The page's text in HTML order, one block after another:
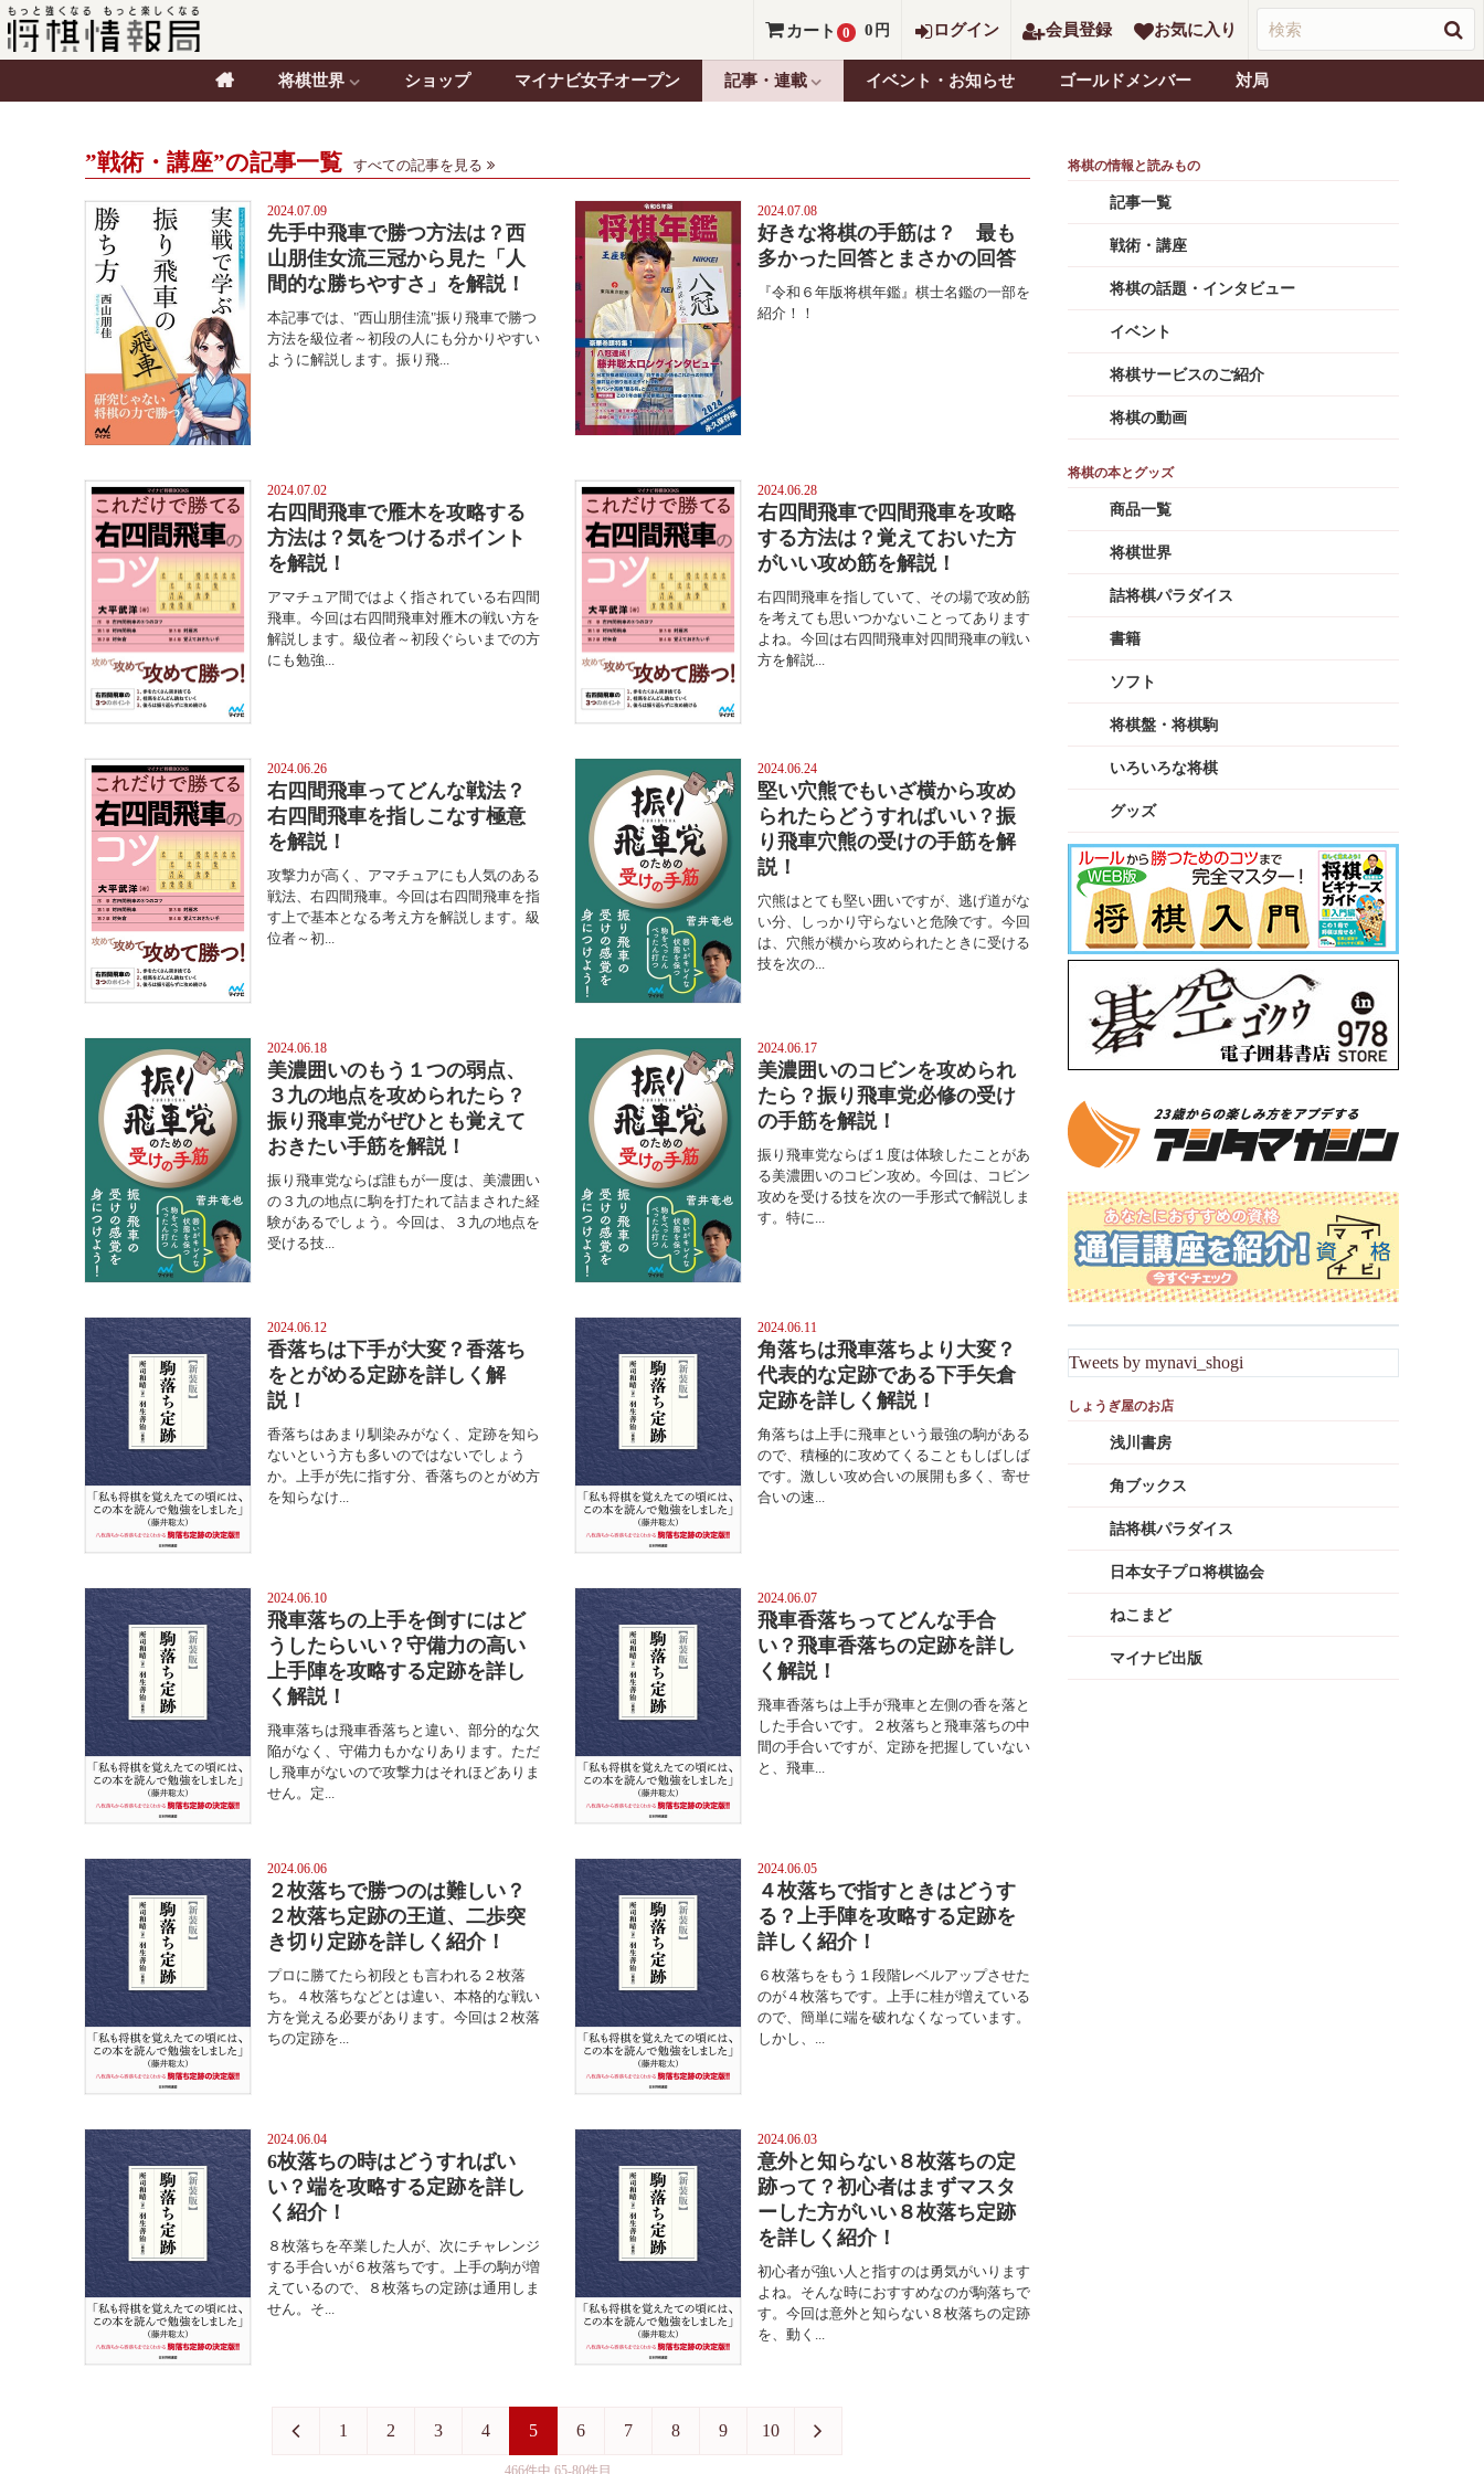
カート 0 0 円 ログイン 会員登録 お気に入り
将棋世界 ショップ マイナビ女子オープン 記事・連載 イベント・お知らせ ゴールドメンバー 対局
”戦術・講座”の記事一覧 すべての記事を見る
2024.07.09
先手中飛車で勝つ方法は？西
山朋佳女流三冠から見た「人
間的な勝ちやすさ」を解説！
本記事では、"西山朋佳流"振り飛車で勝つ
方法を級位者～初段の人にも分かりやすい
ように解説します。振り飛...
2024.07.08
好きな将棋の手筋は？ 最も
多かった回答とまさかの回答
『令和６年版将棋年鑑』棋士名鑑の一部を
紹介！！
2024.07.02
右四間飛車で雁木を攻略する
方法は？気をつけるポイント
を解説！
アマチュア間ではよく指されている右四間
飛車。今回は右四間飛車対雁木の戦い方を
解説します。級位者～初段ぐらいまでの方
にも勉強...
2024.06.28
右四間飛車で四間飛車を攻略
する方法は？覚えておいた方
がいい攻め筋を解説！
右四間飛車を指していて、その場で攻め筋
を考えても思いつかないことってあります
よね。今回は右四間飛車対四間飛車の戦い
方を解説...
2024.06.26
右四間飛車ってどんな戦法？
右四間飛車を指しこなす極意
を解説！
攻撃力が高く、アマチュアにも人気のある
戦法、右四間飛車。今回は右四間飛車を指
す上で基本となる考え方を解説します。級
位者～初...
2024.06.24
堅い穴熊でもいざ横から攻め
られたらどうすればいい？振
り飛車穴熊の受けの手筋を解
説！
穴熊はとても堅い囲いですが、逃げ道がな
い分、しっかり守らないと危険です。今回
は、穴熊が横から攻められたときに受ける
技を次の...
2024.06.18
美濃囲いのもう１つの弱点、
３九の地点を攻められたら？
振り飛車党がぜひとも覚えて
おきたい手筋を解説！
振り飛車党ならば誰もが一度は、美濃囲い
の３九の地点に駒を打たれて詰まされた経
験があるでしょう。今回は、３九の地点を
受ける技...
2024.06.17
美濃囲いのコビンを攻められ
たら？振り飛車党必修の受け
の手筋を解説！
振り飛車党ならば１度は体験したことがあ
る美濃囲いのコビン攻め。今回は、コビン
攻めを受ける技を次の一手形式で解説しま
す。特に...
2024.06.12
香落ちは下手が大変？香落ち
をとがめる定跡を詳しく解
説！
香落ちはあまり馴染みがなく、定跡を知ら
ないという方も多いのではないでしょう
か。上手が先に指す分、香落ちのとがめ方
を知らなけ...
2024.06.11
角落ちは飛車落ちより大変？
代表的な定跡である下手矢倉
定跡を詳しく解説！
角落ちは上手に飛車という最強の駒がある
ので、積極的に攻めてくることもしばしば
です。激しい攻め合いの展開も多く、寄せ
合いの速...
2024.06.10
飛車落ちの上手を倒すにはど
うしたらいい？守備力の高い
上手陣を攻略する定跡を詳し
く解説！
飛車落ちは飛車香落ちと違い、部分的な欠
陥がなく、守備力もかなりあります。ただ
し飛車がないので攻撃力はそれほどありま
せん。定...
2024.06.07
飛車香落ちってどんな手合
い？飛車香落ちの定跡を詳し
く解説！
飛車香落ちは上手が飛車と左側の香を落と
した手合いです。２枚落ちと飛車落ちの中
間の手合いですが、定跡を把握していない
と、飛車...
2024.06.06
２枚落ちで勝つのは難しい？
２枚落ち定跡の王道、二歩突
き切り定跡を詳しく紹介！
プロに勝てたら初段とも言われる２枚落
ち。４枚落ちなどとは違い、本格的な戦い
方を覚える必要があります。今回は２枚落
ちの定跡を...
2024.06.05
４枚落ちで指すときはどうす
る？上手陣を攻略する定跡を
詳しく紹介！
６枚落ちをもう１段階レベルアップさせた
のが４枚落ちです。上手に桂が増えている
ので、簡単に端を破れなくなっています。
しかし、...
2024.06.04
6枚落ちの時はどうすればい
い？端を攻略する定跡を詳し
く紹介！
８枚落ちを卒業した人が、次にチャレンジ
する手合いが６枚落ちです。上手の駒が増
えているので、８枚落ちの定跡は通用しま
せん。そ...
2024.06.03
意外と知らない８枚落ちの定
跡って？初心者はまずマスタ
ーした方がいい８枚落ち定跡
を詳しく紹介！
初心者が強い人と指すのは勇気がいります
よね。そんな時におすすめなのが駒落ちで
す。今回は意外と知らない８枚落ちの定跡
を、動く...
466件中 65-80件目
1 2 3 4 5 6 7 8 9 10
記事一覧
戦術・講座
将棋の話題・インタビュー
イベント
将棋サービスのご紹介
将棋の動画
商品一覧
将棋世界
詰将棋パラダイス
書籍
ソフト
将棋盤・将棋駒
いろいろな将棋
グッズ
Tweets by mynavi_shogi
浅川書房
角ブックス
詰将棋パラダイス
日本女子プロ将棋協会
ねこまど
マイナビ出版